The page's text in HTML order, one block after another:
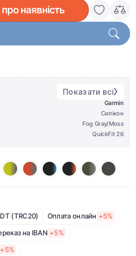
наявність
Показати всі
Garmin
Cилікон
Fog Gray/Moss
QuickFit 26
(TRC20) Оплата онлайн +5%
на IBAN +5%
+5%